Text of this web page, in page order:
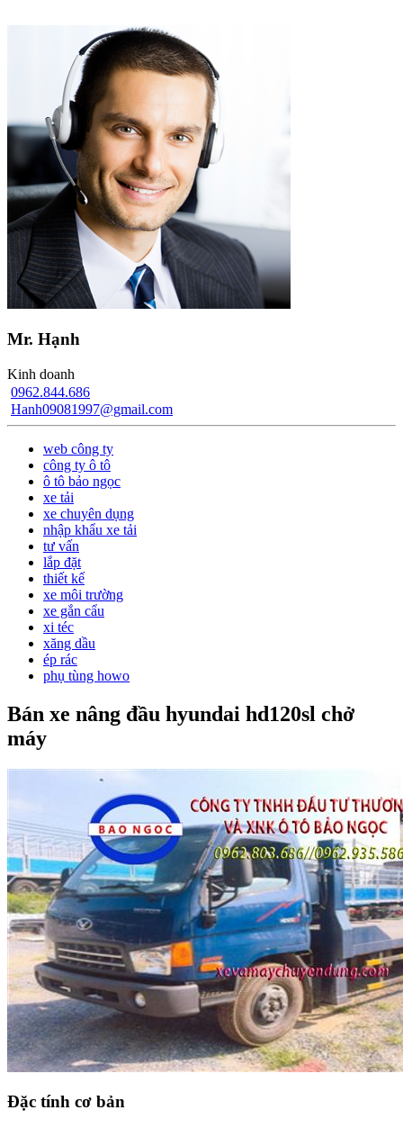
Mr. Hạnh
Kinh doanh
0962.844.686
Hanh09081997@gmail.com
web công ty
công ty ô tô
ô tô bảo ngọc
xe tải
xe chuyên dụng
nhập khẩu xe tải
tư vấn
lắp đặt
thiết kế
xe môi trường
xe gắn cẩu
xi téc
xăng dầu
ép rác
phụ tùng howo
Bán xe nâng đầu hyundai hd120sl chở
máy
Đặc tính cơ bản